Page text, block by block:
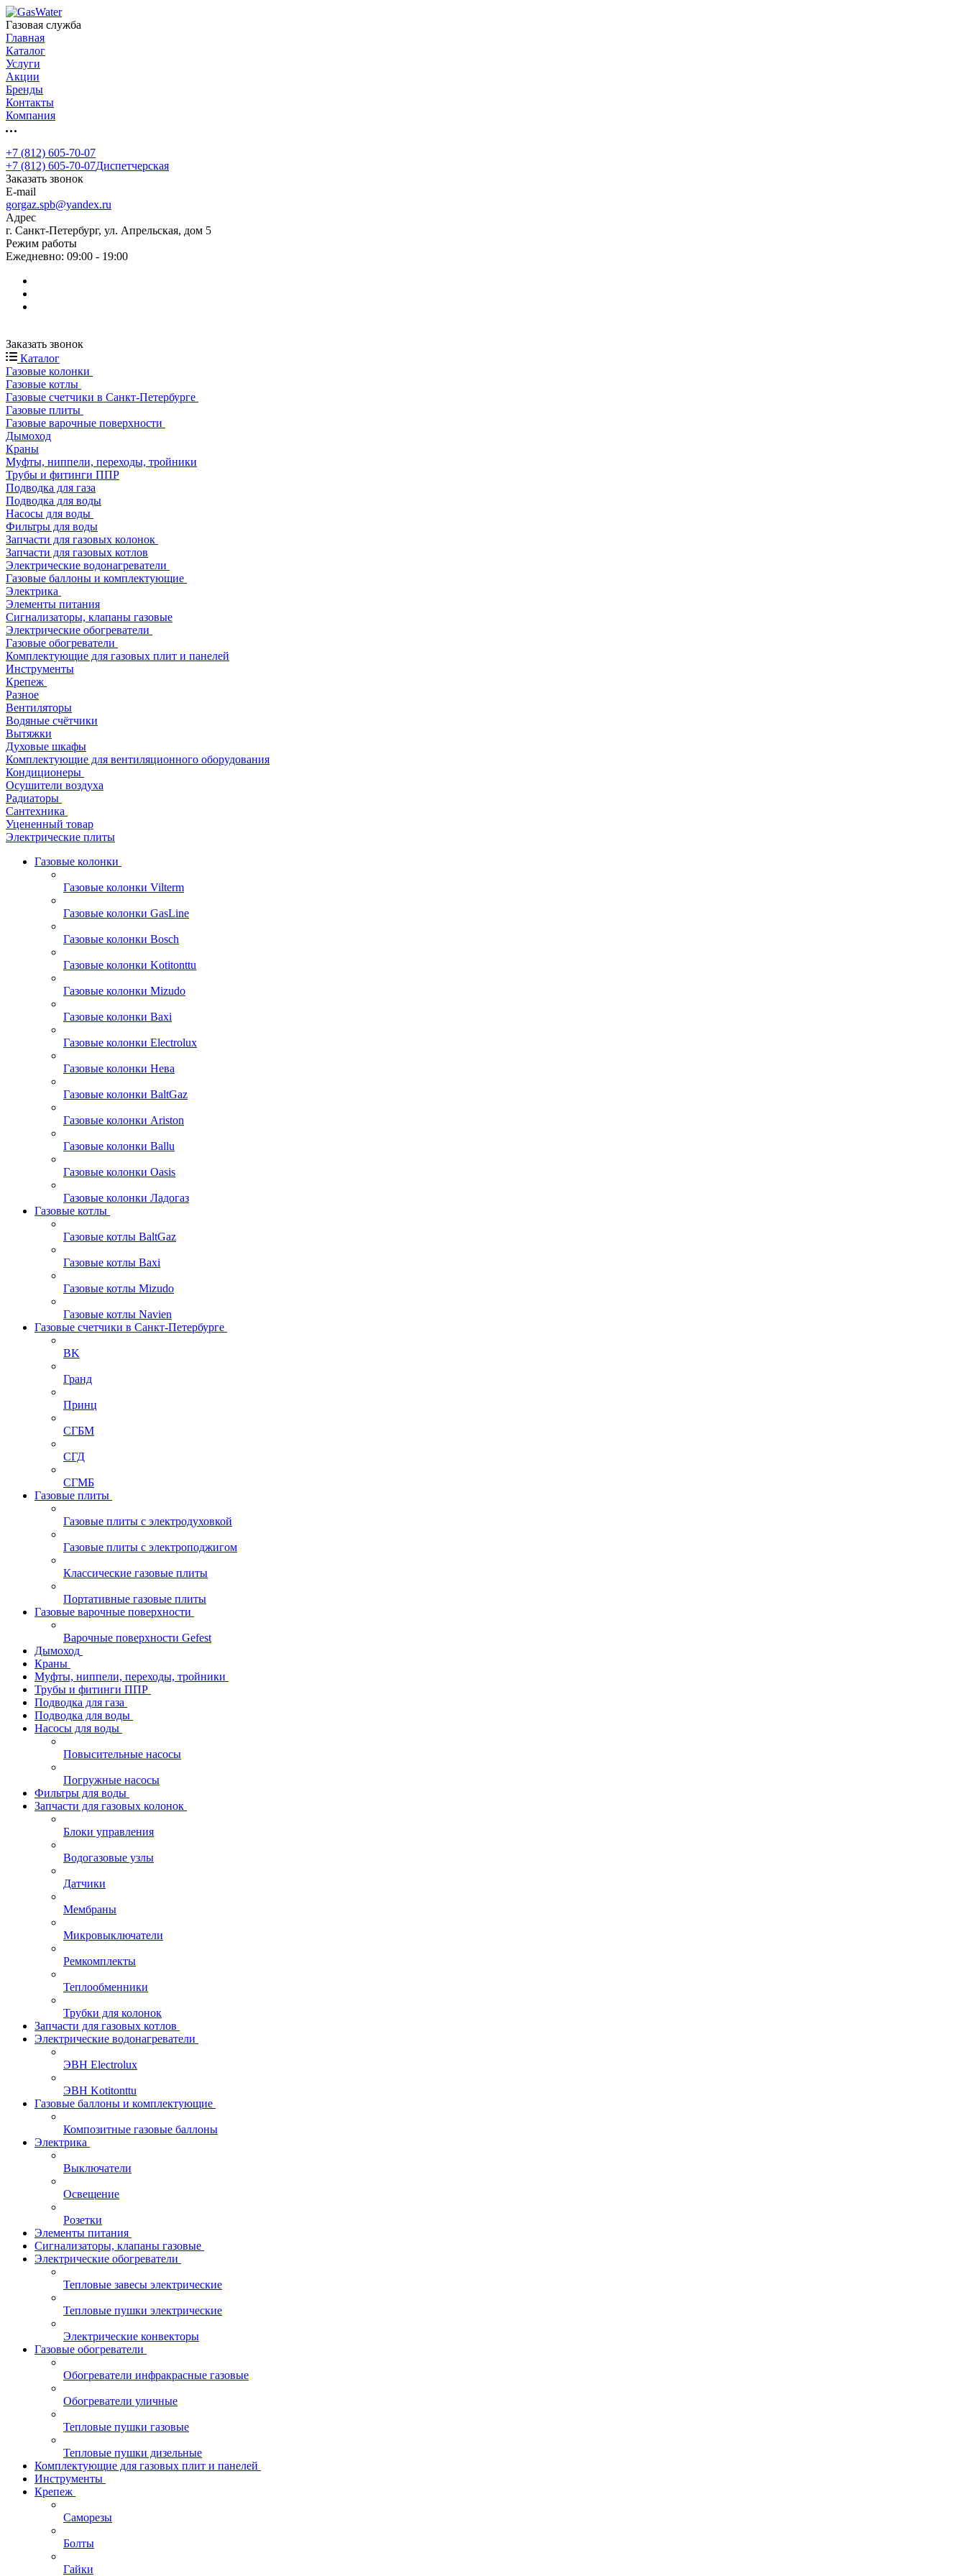
Газовая служба
Главная
Каталог
Услуги
Акции
Бренды
Контакты
Компания
+7 (812) 605-70-07
+7 (812) 605-70-07Диспетчерская
Заказать звонок
E-mail
gorgaz.spb@yandex.ru
Адрес
г. Санкт-Петербург, ул. Апрельская, дом 5
Режим работы
Ежедневно: 09:00 - 19:00
Заказать звонок
Каталог
Газовые колонки
Газовые котлы
Газовые счетчики в Санкт-Петербурге
Газовые плиты
Газовые варочные поверхности
Дымоход
Краны
Муфты, ниппели, переходы, тройники
Трубы и фитинги ППР
Подводка для газа
Подводка для воды
Насосы для воды
Фильтры для воды
Запчасти для газовых колонок
Запчасти для газовых котлов
Электрические водонагреватели
Газовые баллоны и комплектующие
Электрика
Элементы питания
Сигнализаторы, клапаны газовые
Электрические обогреватели
Газовые обогреватели
Комплектующие для газовых плит и панелей
Инструменты
Крепеж
Разное
Вентиляторы
Водяные счётчики
Вытяжки
Духовые шкафы
Комплектующие для вентиляционного оборудования
Кондиционеры
Осушители воздуха
Радиаторы
Сантехника
Уцененный товар
Электрические плиты
Газовые колонки
Газовые колонки Vilterm
Газовые колонки GasLine
Газовые колонки Bosch
Газовые колонки Kotitonttu
Газовые колонки Mizudo
Газовые колонки Baxi
Газовые колонки Electrolux
Газовые колонки Нева
Газовые колонки BaltGaz
Газовые колонки Ariston
Газовые колонки Ballu
Газовые колонки Oasis
Газовые колонки Ладогаз
Газовые котлы
Газовые котлы BaltGaz
Газовые котлы Baxi
Газовые котлы Mizudo
Газовые котлы Navien
Газовые счетчики в Санкт-Петербурге
BK
Гранд
Принц
СГБМ
СГД
СГМБ
Газовые плиты
Газовые плиты с электродуховкой
Газовые плиты с электроподжигом
Классические газовые плиты
Портативные газовые плиты
Газовые варочные поверхности
Варочные поверхности Gefest
Дымоход
Краны
Муфты, ниппели, переходы, тройники
Трубы и фитинги ППР
Подводка для газа
Подводка для воды
Насосы для воды
Повысительные насосы
Погружные насосы
Фильтры для воды
Запчасти для газовых колонок
Блоки управления
Водогазовые узлы
Датчики
Мембраны
Микровыключатели
Ремкомплекты
Теплообменники
Трубки для колонок
Запчасти для газовых котлов
Электрические водонагреватели
ЭВН Electrolux
ЭВН Kotitonttu
Газовые баллоны и комплектующие
Композитные газовые баллоны
Электрика
Выключатели
Освещение
Розетки
Элементы питания
Сигнализаторы, клапаны газовые
Электрические обогреватели
Тепловые завесы электрические
Тепловые пушки электрические
Электрические конвекторы
Газовые обогреватели
Обогреватели инфракрасные газовые
Обогреватели уличные
Тепловые пушки газовые
Тепловые пушки дизельные
Комплектующие для газовых плит и панелей
Инструменты
Крепеж
Саморезы
Болты
Гайки